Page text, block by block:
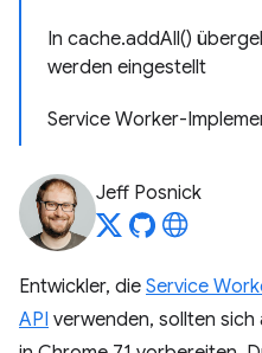
In cache.addAll()
werden eingestellt
Service Worker-
Jeff Posnick
Entwickler, die Service
API verwenden, sollten sich